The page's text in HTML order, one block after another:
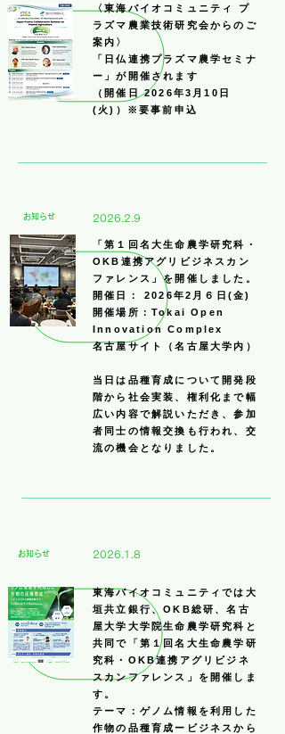
〈東海バイオコミュニティ プ
ラズマ農業技術研究会からのご
案内〉
「日仏連携プラズマ農学セミナ
ー」が開催されます
（開催日 2026年3月10日
(火)）※要事前申込
​お知らせ 2026.2.9
「第１回名大生命農学研究科・
OKB連携アグリビジネスカン
ファレンス」を開催しました。
開催日： 2026年2月６日(金)
開催場所：Tokai Open
Innovation Complex
​名古屋サイト（名古屋大学内）
当日は品種育成について開発段
階から社会実装、権利化まで幅
広い内容で解説いただき、参加
者同士の情報交換も行われ、交
流の機会となりました。
​お知らせ 2026.1.8
東海バイオコミュニティでは大
垣共立銀行、OKB総研、名古
屋大学大学院生命農学研究科と
共同で「第１回名大生命農学研
究科・OKB連携アグリビジネ
スカンファレンス」を開催しま
す。
テーマ：ゲノム情報を利用した
作物の品種育成 ービジネスから